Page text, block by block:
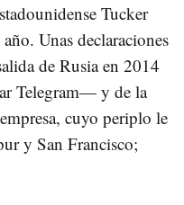
Tucker
Unas declaraciones
de Rusia en 2014
Telegram— y de la
cuyo periplo le
y San Francisco;